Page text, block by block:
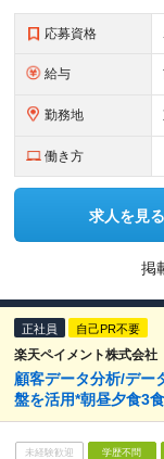
応募資格
給与
勤務地
働き方
求人を見る
掲
正社員 自己PR不要
楽天ペイメント株式会社
顧客データ分析/デー
盤を活用*朝昼夕食3
未経験歓迎 学歴不問